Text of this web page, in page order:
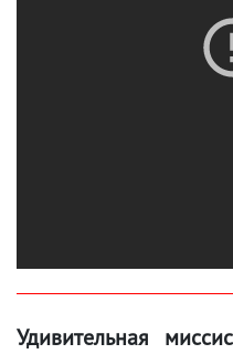
Удивительная